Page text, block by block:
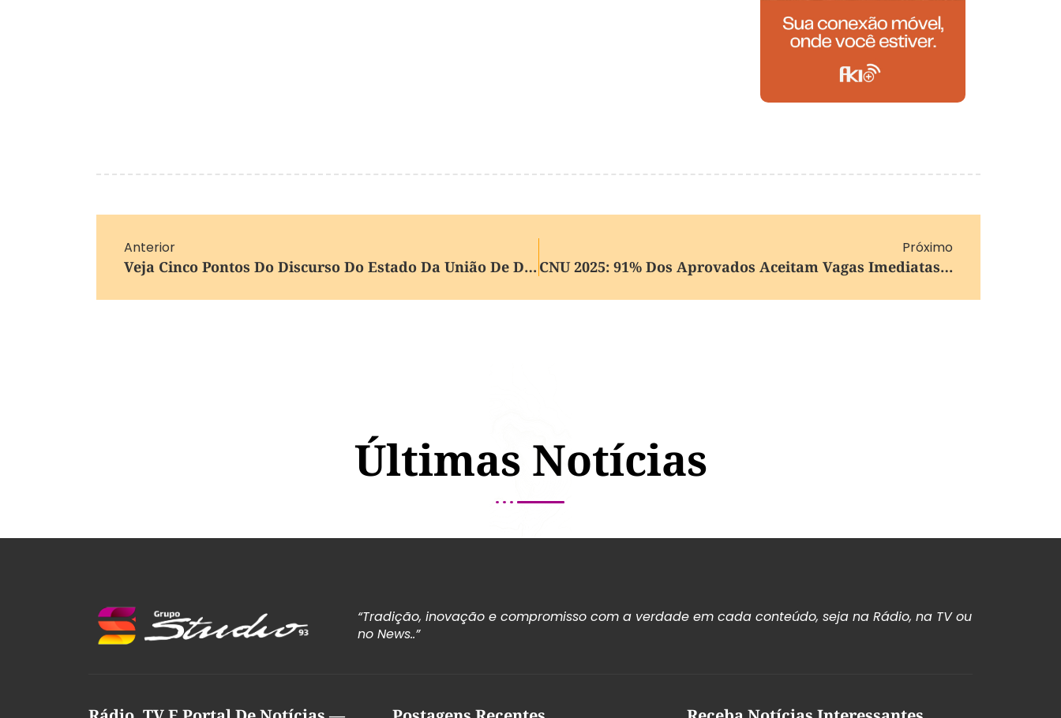
Anterior
Veja Cinco Pontos Do Discurso Do Estado Da União De Donald Trump
Próximo
CNU 2025: 91% Dos Aprovados Aceitam Vagas Imediatas Na 1ª Convocação
Últimas Notícias
“Tradição, inovação e compromisso com a verdade em cada conteúdo, seja na Rádio, na TV ou
no News..”